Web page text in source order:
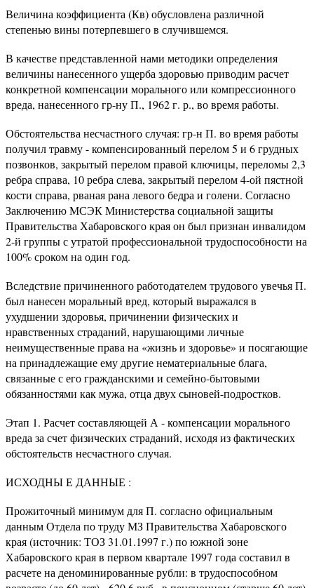
Величина коэффициента (Кв) обусловлена различной
степенью вины потерпевшего в случившемся.
В качестве представленной нами методики определения
величины нанесенного ущерба здоровью приводим расчет
конкретной компенсации морального или компрессионного
вреда, нанесенного гр-ну П., 1962 г. р., во время работы.
Обстоятельства несчастного случая: гр-н П. во время работы
получил травму - компенсированный перелом 5 и 6 грудных
позвонков, закрытый перелом правой ключицы, переломы 2,3
ребра справа, 10 ребра слева, закрытый перелом 4-ой пястной
кости справа, рваная рана левого бедра и голени. Согласно
Заключению МСЭК Министерства социальной защиты
Правительства Хабаровского края он был признан инвалидом
2-й группы с утратой профессиональной трудоспособности на
100% сроком на один год.
Вследствие причиненного работодателем трудового увечья П.
был нанесен моральный вред, который выражался в
ухудшении здоровья, причинении физических и
нравственных страданий, нарушающими личные
неимущественные права на «жизнь и здоровье» и посягающие
на принадлежащие ему другие нематериальные блага,
связанные с его гражданскими и семейно-бытовыми
обязанностями как мужа, отца двух сыновей-подростков.
Этап 1. Расчет составляющей А - компенсации морального
вреда за счет физических страданий, исходя из фактических
обстоятельств несчастного случая.
ИСХОДНЫ Е ДАННЫЕ :
Прожиточный минимум для П. согласно официальным
данным Отдела по труду МЗ Правительства Хабаровского
края (источник: ТОЗ 31.01.1997 г.) по южной зоне
Хабаровского края в первом квартале 1997 года составил в
расчете на деноминированные рубли: в трудоспособном